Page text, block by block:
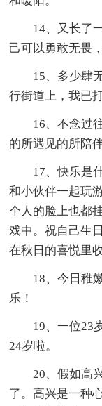
14、又长了一
己可以勇敢无畏
15、多少肆无
行街道上，我已
16、不念过往
的所遇见的所陪
17、快乐是什
和小伙伴一起玩
个人的脸上也都
戏中。祝自己生
在秋日的喜悦里
18、今日稚嫩
乐！
19、一位23岁
24岁啦。
20、假如高兴
了。高兴是一种